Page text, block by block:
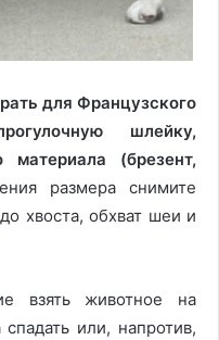
для Французского
шлейку,
материала (брезент,
размера снимите
хвоста, обхват шеи и
взять животное на
или, напротив,